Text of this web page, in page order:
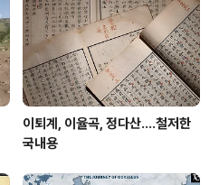
이퇴계, 이율곡, 정다산....철저한
국내용